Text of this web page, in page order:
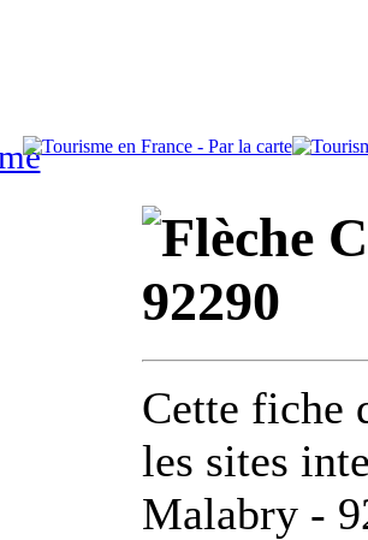
92290
Cette fiche
les sites
Malabry -